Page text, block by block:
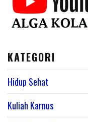
KATEGORI
Hidup Sehat
Kuliah Karnus